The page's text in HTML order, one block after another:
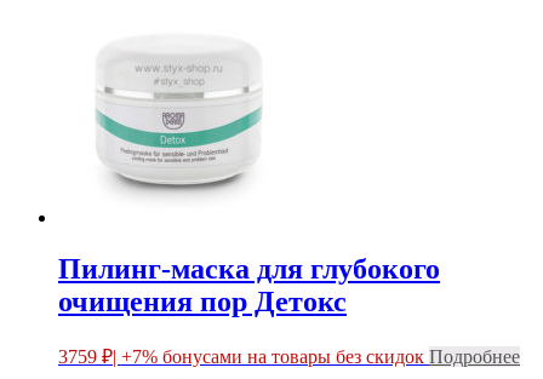
Пилинг-маска для глубокого
очищения пор Детокс
3759 ₽| +7% бонусами на товары без скидок Подробнее